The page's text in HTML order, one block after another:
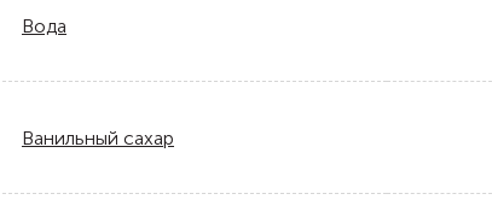
Вода
Ванильный сахар